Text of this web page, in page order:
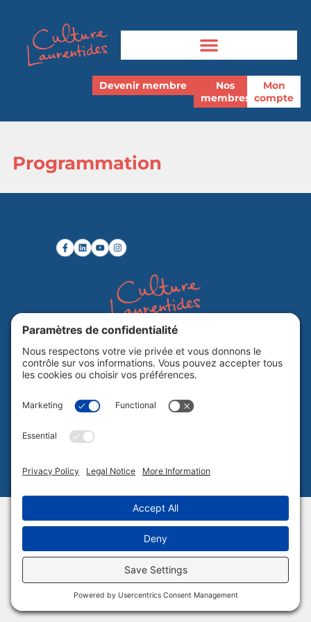
Devenir membre
Nos
membres
Mon
compte
Programmation
Abonnez-vous à notre infolettre
Politique de confidentialité